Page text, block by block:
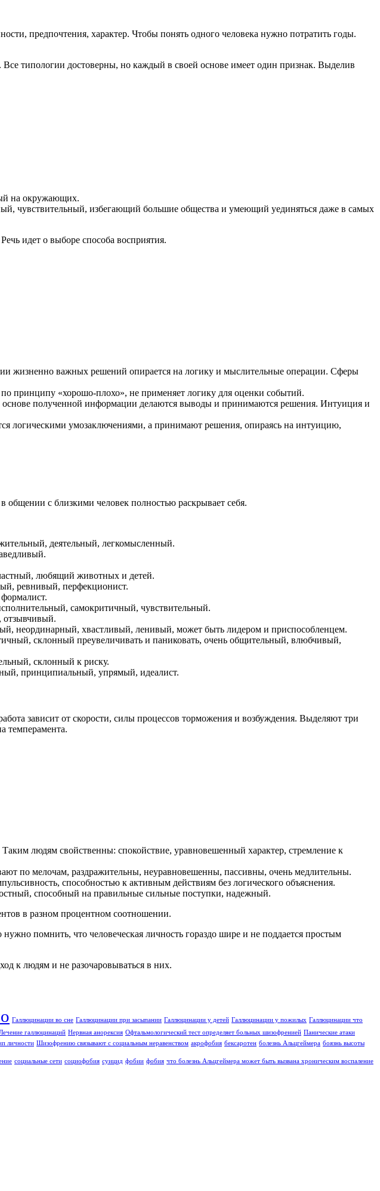
предпочтения, характер. Чтобы понять одного человека нужно потратить годы.
типологии достоверны, но каждый в своей основе имеет один признак. Выделив
на окружающих.
чувствительный, избегающий большие общества и умеющий уединяться даже в самых
идет о выборе способа восприятия.
жизненно важных решений опирается на логику и мыслительные операции. Сферы
принципу «хорошо-плохо», не применяет логику для оценки событий.
полученной информации делаются выводы и принимаются решения. Интуиция и
логическими умозаключениями, а принимают решения, опираясь на интуицию,
общении с близкими человек полностью раскрывает себя.
деятельный, легкомысленный.
любящий животных и детей.
ревнивый, перфекционист.
самокритичный, чувствительный.
отзывчивый.
неординарный, хвастливый, ленивый, может быть лидером и приспособленцем.
склонный преувеличивать и паниковать, очень общительный, влюбчивый,
склонный к риску.
принципиальный, упрямый, идеалист.
зависит от скорости, силы процессов торможения и возбуждения. Выделяют три
темперамента.
людям свойственны: спокойствие, уравновешенный характер, стремление к
по мелочам, раздражительны, неуравновешенны, пассивны, очень медлительны.
способностью к активным действиям без логического объяснения.
способный на правильные сильные поступки, надежный.
в разном процентном соотношении.
помнить, что человеческая личность гораздо шире и не поддается простым
к людям и не разочаровываться в них.
Галлюцинации во сне Галлюцинации при засыпании Галлюцинации у детей Галлюцинации у пожилых Галлюцинации что
галлюцинаций Нервная анорексия Офтальмологический тест определяет больных шизофренией Панические атаки
личности Шизофрению связывают с социальным неравенством акрофобия бексаротен болезнь Альцгеймера боязнь высоты
социальные сети социофобия суицид фобии фобия что болезнь Альцгеймера может быть вызвана хроническим воспаление